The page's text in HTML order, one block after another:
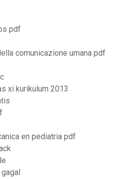
pdf
comunicazione umana pdf
xi kurikulum 2013
en pediatria pdf